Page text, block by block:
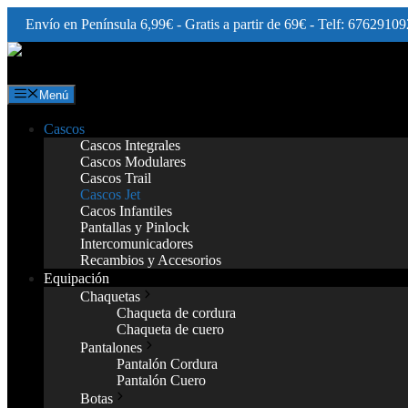
Envío en Península 6,99€ - Gratis a partir de 69€ - Telf:
Saltar
contenido
Menú
Cascos
Cascos Integrales
Cascos Modulares
Cascos Trail
Cascos Jet
Cacos Infantiles
Pantallas y Pinlock
Intercomunicadores
Recambios y Accesorios
Equipación
Chaquetas
Chaqueta de cordura
Chaqueta de cuero
Pantalones
Pantalón Cordura
Pantalón Cuero
Botas